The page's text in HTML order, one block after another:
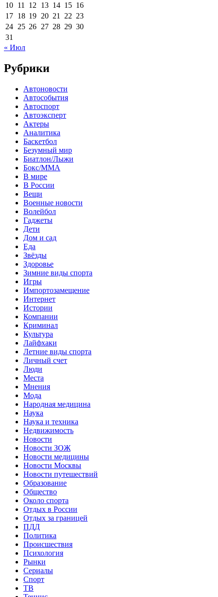
10 11 12 13 14 15 16
17 18 19 20 21 22 23
24 25 26 27 28 29 30
31
« Июл
Рубрики
Автоновости
Автособытия
Автоспорт
Автоэксперт
Актеры
Аналитика
Баскетбол
Безумный мир
Биатлон/Лыжи
Бокс/MMA
В мире
В России
Вещи
Военные новости
Волейбол
Гаджеты
Дети
Дом и сад
Еда
Звёзды
Здоровье
Зимние виды спорта
Игры
Импортозамещение
Интернет
Истории
Компании
Криминал
Культура
Лайфхаки
Летние виды спорта
Личный счет
Люди
Места
Мнения
Мода
Народная медицина
Наука
Наука и техника
Недвижимость
Новости
Новости ЗОЖ
Новости медицины
Новости Москвы
Новости путешествий
Образование
Общество
Около спорта
Отдых в России
Отдых за границей
ПДД
Политика
Происшествия
Психология
Рынки
Сериалы
Спорт
ТВ